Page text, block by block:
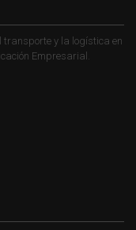
transporte y la logística en
Empresarial.